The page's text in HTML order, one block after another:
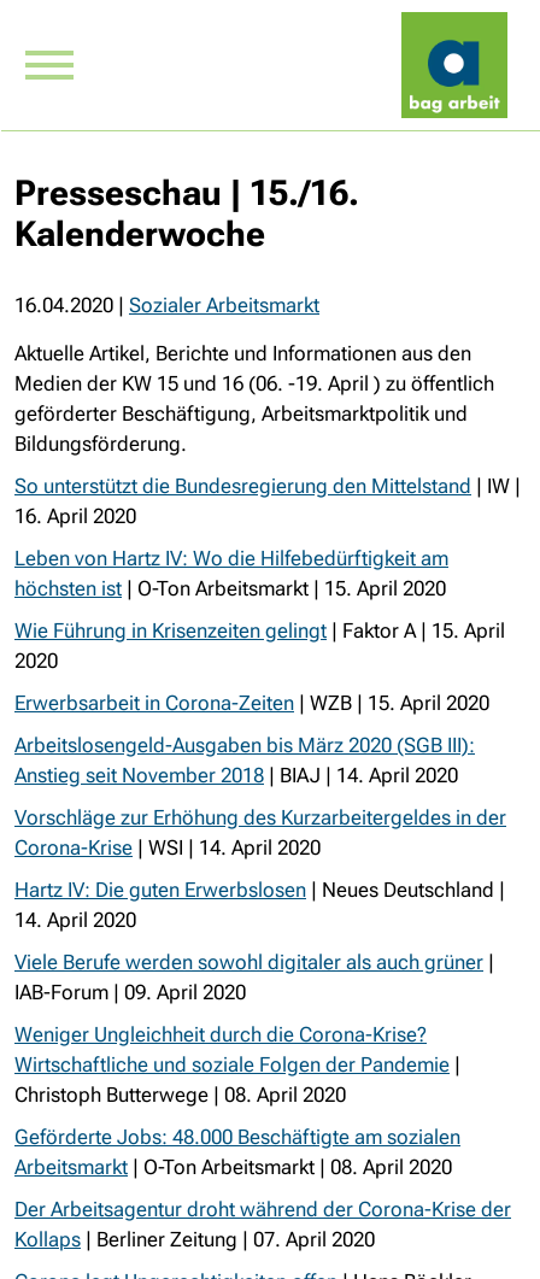
Presseschau | 15./16.
Kalenderwoche
16.04.2020 | Sozialer Arbeitsmarkt
Aktuelle Artikel, Berichte und Informationen aus den
Medien der KW 15 und 16 (06. -19. April ) zu öffentlich
geförderter Beschäftigung, Arbeitsmarktpolitik und
Bildungsförderung.
So unterstützt die Bundesregierung den Mittelstand | IW |
16. April 2020
Leben von Hartz IV: Wo die Hilfebedürftigkeit am
höchsten ist | O-Ton Arbeitsmarkt | 15. April 2020
Wie Führung in Krisenzeiten gelingt | Faktor A | 15. April
2020
Erwerbsarbeit in Corona-Zeiten | WZB | 15. April 2020
Arbeitslosengeld-Ausgaben bis März 2020 (SGB III):
Anstieg seit November 2018 | BIAJ | 14. April 2020
Vorschläge zur Erhöhung des Kurzarbeitergeldes in der
Corona-Krise | WSI | 14. April 2020
Hartz IV: Die guten Erwerbslosen | Neues Deutschland |
14. April 2020
Viele Berufe werden sowohl digitaler als auch grüner |
IAB-Forum | 09. April 2020
Weniger Ungleichheit durch die Corona-Krise?
Wirtschaftliche und soziale Folgen der Pandemie |
Christoph Butterwege | 08. April 2020
Geförderte Jobs: 48.000 Beschäftigte am sozialen
Arbeitsmarkt | O-Ton Arbeitsmarkt | 08. April 2020
Der Arbeitsagentur droht während der Corona-Krise der
Kollaps | Berliner Zeitung | 07. April 2020